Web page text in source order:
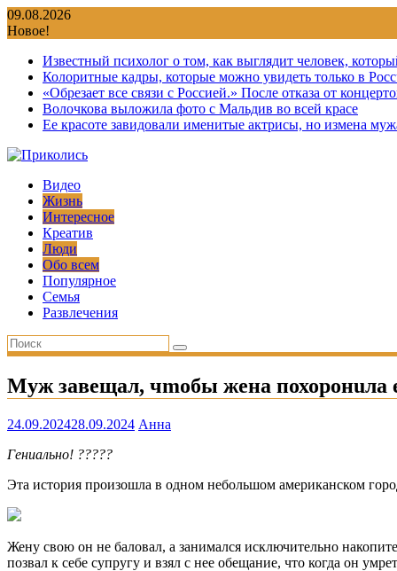
Перейти
к
09.08.2026
Новое!
Известный психолог о том, как выглядит человек,
Колоритные кадры, которые можно увидеть только в
«Обрезает все связи с Россией.» После отказа от
Волочкова выложила фото с Мальдив во всей красе
Ее красоте завидовали именитые актрисы, но измена
Видео
Жизнь
Интересное
Креатив
Люди
Обо всем
Популярное
Семья
Развлечения
Муж завещал, чmобы жена похоронuла
24.09.202428.09.2024 Анна
Гениально! ?????
Эта история произошла в одном небольшом американском
Жену свою он не баловал, а занимался исключительно
позвал к себе супругу и взял с нее обещание, что когда он